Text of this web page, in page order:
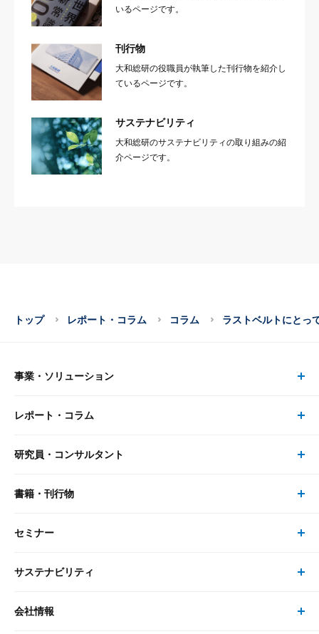
いるページです。
刊行物
大和総研の役職員が執筆した刊行物を紹介し
ているページです。
サステナビリティ
大和総研のサステナビリティの取り組みの紹
介ページです。
トップ レポート・コラム コラム ラストベルトにとっ
事業・ソリューション
事業・ソリューション トップ
リサーチ
レポート・コラム
レポート・コラム トップ
最新のレポート・コラム
研究員・コンサルタント
研究員・コンサルタント トップ
研究員
書籍・刊行物
書籍・刊行物 トップ
書籍
セミナー
セミナー トップ
現在受付中のセミナー・イベント
サステナビリティ
サステナビリティの取り組み
会社情報